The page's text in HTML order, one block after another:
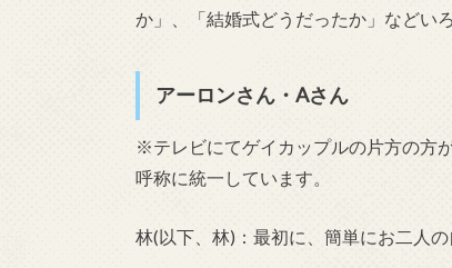
か」、「結婚式どうだったか」などい
アーロンさん・Aさん
※テレビにてゲイカップルの片方の方
呼称に統一しています。
林(以下、林)：最初に、簡単にお二人